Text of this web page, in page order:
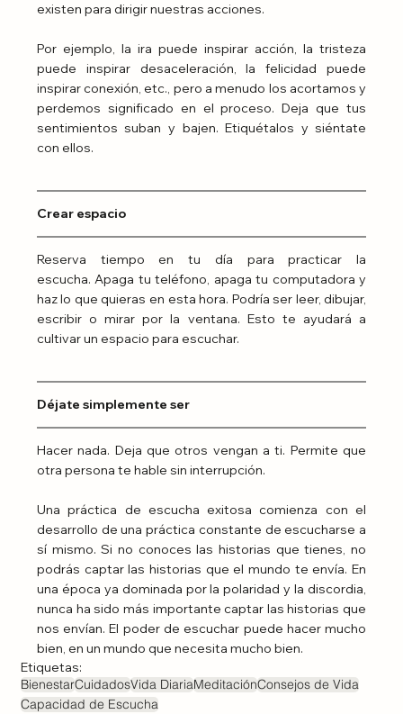
existen para dirigir nuestras acciones.
Por ejemplo, la ira puede inspirar acción, la tristeza
puede inspirar desaceleración, la felicidad puede
inspirar conexión, etc., pero a menudo los acortamos y
perdemos significado en el proceso. Deja que tus
sentimientos suban y bajen. Etiquétalos y siéntate
con ellos.
Crear espacio
Reserva tiempo en tu día para practicar la
escucha. Apaga tu teléfono, apaga tu computadora y
haz lo que quieras en esta hora. Podría ser leer, dibujar,
escribir o mirar por la ventana. Esto te ayudará a
cultivar un espacio para escuchar.
Déjate simplemente ser
Hacer nada. Deja que otros vengan a ti. Permite que
otra persona te hable sin interrupción.
Una práctica de escucha exitosa comienza con el
desarrollo de una práctica constante de escucharse a
sí mismo. Si no conoces las historias que tienes, no
podrás captar las historias que el mundo te envía. En
una época ya dominada por la polaridad y la discordia,
nunca ha sido más importante captar las historias que
nos envían. El poder de escuchar puede hacer mucho
bien, en un mundo que necesita mucho bien.
Etiquetas:
BienestarCuidadosVida DiariaMeditaciónConsejos de Vida
Capacidad de Escucha